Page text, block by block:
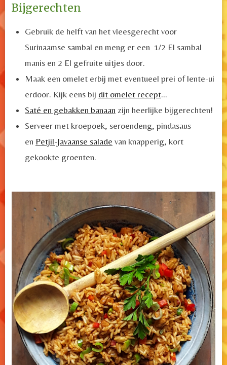
Bijgerechten
Gebruik de helft van het vleesgerecht voor
Surinaamse sambal en meng er een 1/2 El sambal
manis en 2 El gefruite uitjes door.
Maak een omelet erbij met eventueel prei of lente-ui
erdoor. Kijk eens bij dit omelet recept...
Saté en gebakken banaan zijn heerlijke bijgerechten!
Serveer met kroepoek, seroendeng, pindasaus
en Petjil-Javaanse salade van knapperig, kort
gekookte groenten.